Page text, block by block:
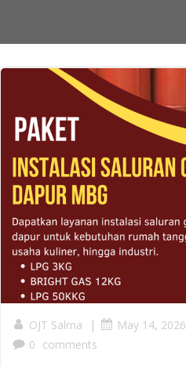
OJT Salma | May 14, 2026
0 comments